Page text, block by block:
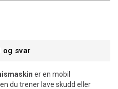
og svar
er en mobil
du trener lave skudd eller